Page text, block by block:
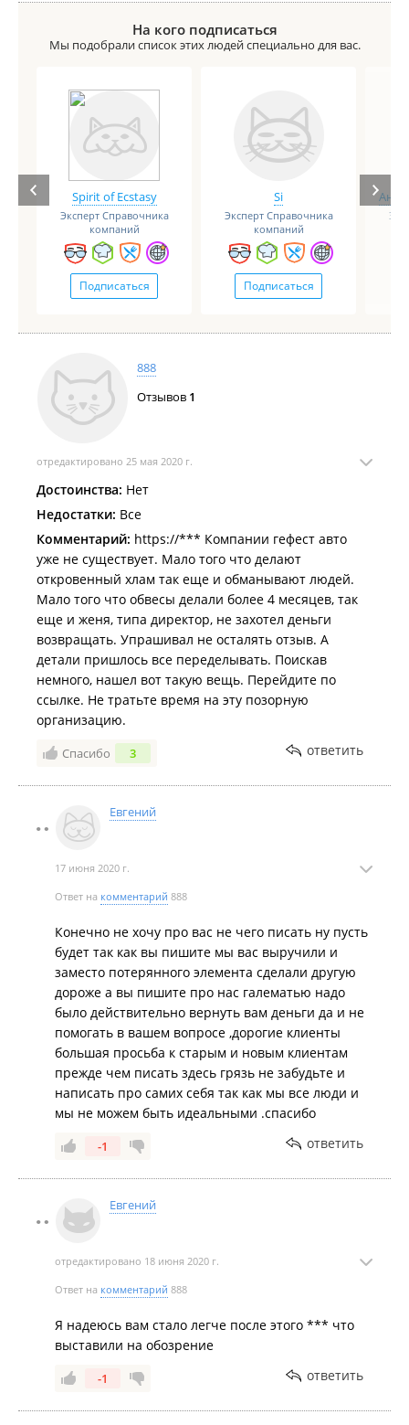
На кого подписаться
Мы подобрали список этих людей специально для вас.
Spirit of Ecstasy
Эксперт Справочника
компаний
Подписаться
Si
Эксперт Справочника
компаний
Подписаться
888
Отзывов 1
отредактировано 25 мая 2020 г.
Достоинства: Нет
Недостатки: Все
Комментарий: https://*** Компании гефест авто
уже не существует. Мало того что делают
откровенный хлам так еще и обманывают людей.
Мало того что обвесы делали более 4 месяцев, так
еще и женя, типа директор, не захотел деньги
возвращать. Упрашивал не осталять отзыв. А
детали пришлось все переделывать. Поискав
немного, нашел вот такую вещь. Перейдите по
ссылке. Не тратьте время на эту позорную
организацию.
Спасибо 3 ответить
Евгений
17 июня 2020 г.
Ответ на комментарий 888
Конечно не хочу про вас не чего писать ну пусть
будет так как вы пишите мы вас выручили и
заместо потерянного элемента сделали другую
дороже а вы пишите про нас галематью надо
было действительно вернуть вам деньги да и не
помогать в вашем вопросе ,дорогие клиенты
большая просьба к старым и новым клиентам
прежде чем писать здесь грязь не забудьте и
написать про самих себя так как мы все люди и
мы не можем быть идеальными .спасибо
-1 ответить
Евгений
отредактировано 18 июня 2020 г.
Ответ на комментарий 888
Я надеюсь вам стало легче после этого *** что
выставили на обозрение
-1 ответить